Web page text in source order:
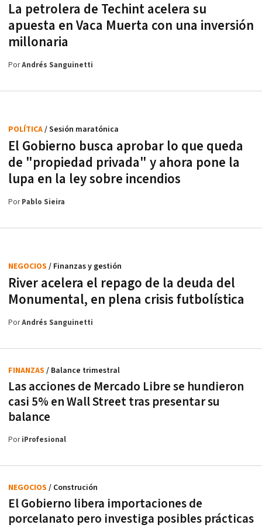
La petrolera de Techint acelera su
apuesta en Vaca Muerta con una inversión
millonaria
PorAndrés Sanguinetti
El Gobierno busca aprobar lo que queda
de "propiedad privada" y ahora pone la
lupa en la ley sobre incendios
POLÍTICA/ Sesión maratónica
PorPablo Sieira
River acelera el repago de la deuda del
Monumental, en plena crisis futbolística
NEGOCIOS / Finanzas y gestión
PorAndrés Sanguinetti
Las acciones de Mercado Libre se hundieron
casi 5% en Wall Street tras presentar su
balance
FINANZAS / Balance trimestral
PoriProfesional
El Gobierno libera importaciones de
porcelanato pero investiga posibles prácticas
NEGOCIOS / Construción